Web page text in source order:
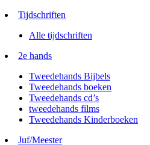
Tijdschriften
Alle tijdschriften
2e hands
Tweedehands Bijbels
Tweedehands boeken
Tweedehands cd’s
tweedehands films
Tweedehands Kinderboeken
Juf/Meester